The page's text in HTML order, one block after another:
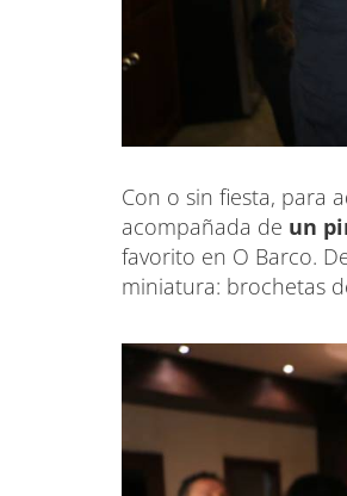
Con o sin fiesta, para
acompañada de un
favorito en O Barco.
miniatura: brochetas